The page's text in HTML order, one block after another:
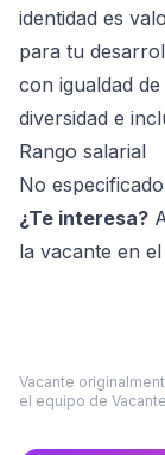
identidad es
para tu
con igualdad
diversidad e
Rango salarial
No
¿Te interesa?
la vacante en
Vacante
el equipo de